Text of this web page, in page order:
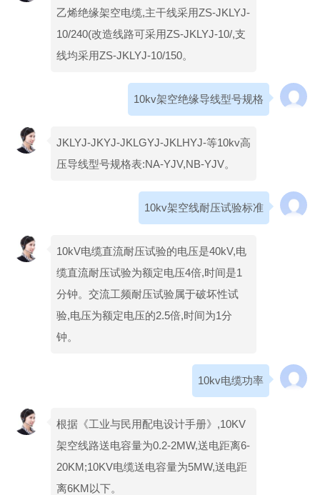
乙烯绝缘架空电缆,主干线采用ZS-JKLYJ-
10/240(改造线路可采用ZS-JKLYJ-10/,支
线均采用ZS-JKLYJ-10/150。
10kv架空绝缘导线型号规格
JKLYJ-JKYJ-JKLGYJ-JKLHYJ-等10kv高
压导线型号规格表:NA-YJV,NB-YJV。
10kv架空线耐压试验标准
10kV电缆直流耐压试验的电压是40kV,电
缆直流耐压试验为额定电压4倍,时间是1
分钟。交流工频耐压试验属于破坏性试
验,电压为额定电压的2.5倍,时间为1分
钟。
10kv电缆功率
根据《工业与民用配电设计手册》,10KV
架空线路送电容量为0.2-2MW,送电距离6-
20KM;10KV电缆送电容量为5MW,送电距
离6KM以下。